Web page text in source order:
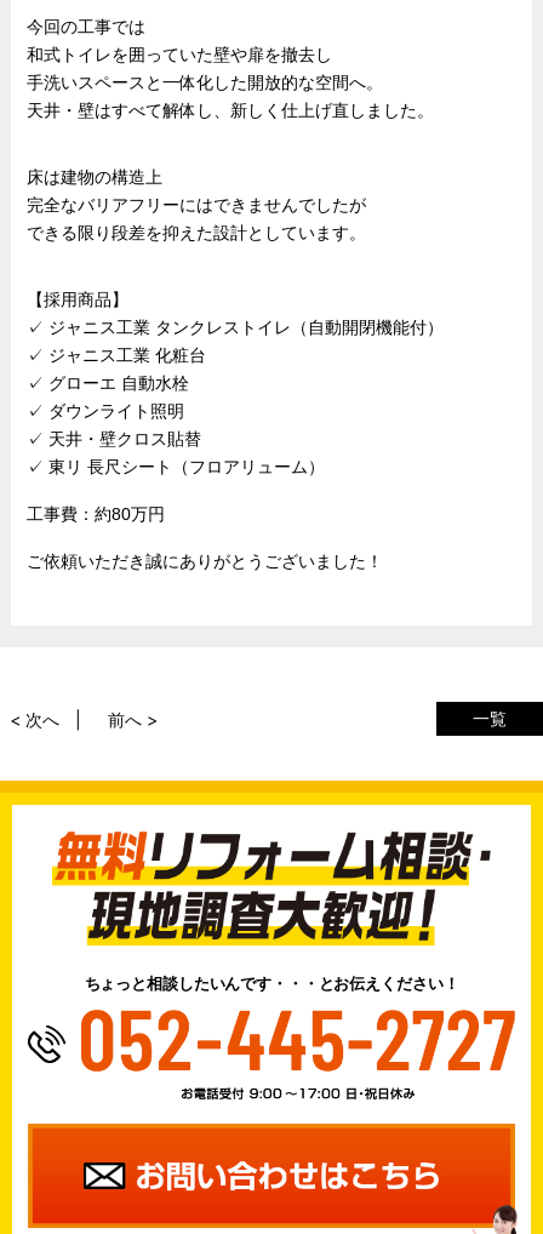
今回の工事では
和式トイレを囲っていた壁や扉を撤去し
手洗いスペースと一体化した開放的な空間へ。
天井・壁はすべて解体し、新しく仕上げ直しました。
床は建物の構造上
完全なバリアフリーにはできませんでしたが
できる限り段差を抑えた設計としています。
【採用商品】
✓ ジャニス工業 タンクレストイレ（自動開閉機能付）
✓ ジャニス工業 化粧台
✓ グローエ 自動水栓
✓ ダウンライト照明
✓ 天井・壁クロス貼替
✓ 東リ 長尺シート（フロアリューム）
工事費：約80万円
ご依頼いただき誠にありがとうございました！
一覧
< 次へ 前へ >
ちょっと相談したいんです・・・とお伝えください！